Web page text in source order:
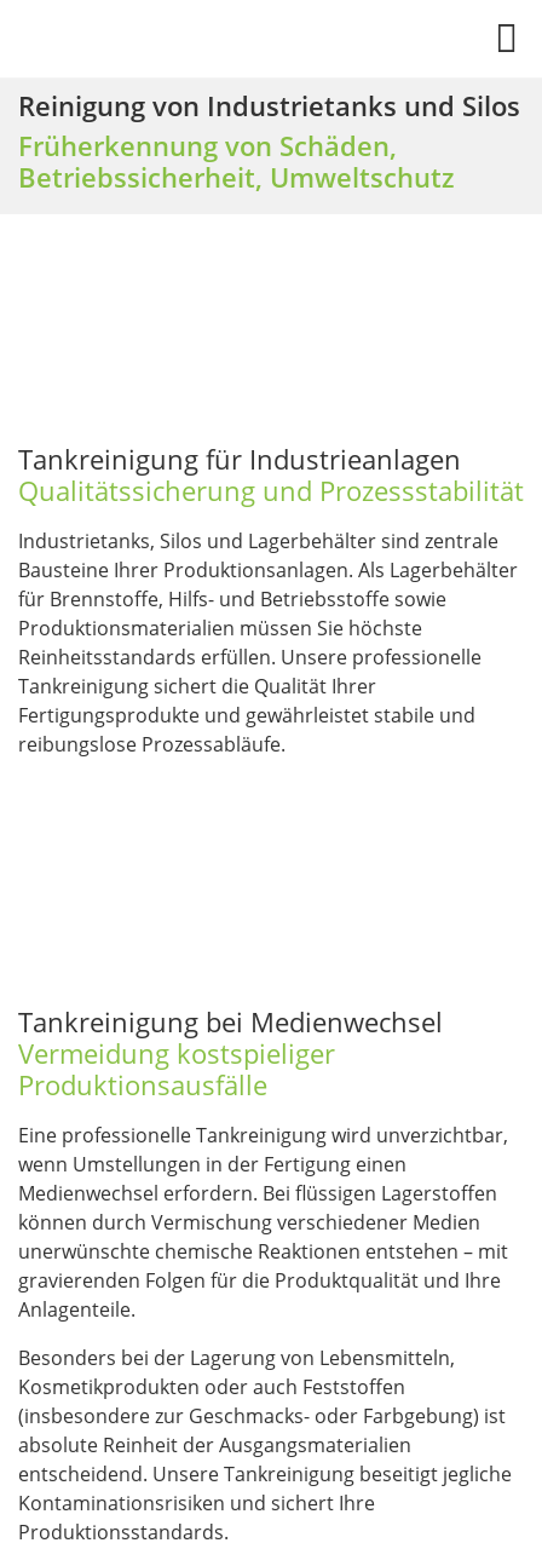
Reinigung von Industrietanks und Silos
Früherkennung von Schäden,
Betriebssicherheit, Umweltschutz
Tankreinigung für Industrieanlagen
Qualitätssicherung und Prozessstabilität
Industrietanks, Silos und Lagerbehälter sind zentrale
Bausteine Ihrer Produktionsanlagen. Als Lagerbehälter
für Brennstoffe, Hilfs- und Betriebsstoffe sowie
Produktionsmaterialien müssen Sie höchste
Reinheitsstandards erfüllen. Unsere professionelle
Tankreinigung sichert die Qualität Ihrer
Fertigungsprodukte und gewährleistet stabile und
reibungslose Prozessabläufe.
Tankreinigung bei Medienwechsel
Vermeidung kostspieliger
Produktionsausfälle
Eine professionelle Tankreinigung wird unverzichtbar,
wenn Umstellungen in der Fertigung einen
Medienwechsel erfordern. Bei flüssigen Lagerstoffen
können durch Vermischung verschiedener Medien
unerwünschte chemische Reaktionen entstehen – mit
gravierenden Folgen für die Produktqualität und Ihre
Anlagenteile.
Besonders bei der Lagerung von Lebensmitteln,
Kosmetikprodukten oder auch Feststoffen
(insbesondere zur Geschmacks- oder Farbgebung) ist
absolute Reinheit der Ausgangsmaterialien
entscheidend. Unsere Tankreinigung beseitigt jegliche
Kontaminationsrisiken und sichert Ihre
Produktionsstandards.